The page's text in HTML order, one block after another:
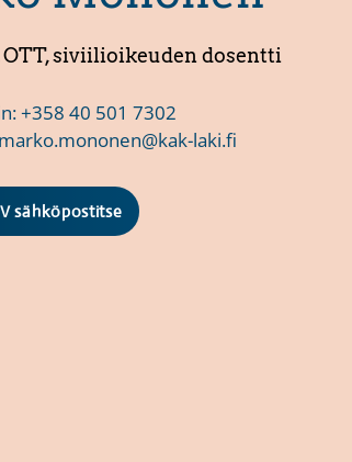
OTT, siviilioikeuden dosentti
+358 40 501 7302
marko.mononen@kak-laki.fi
sähköpostitse